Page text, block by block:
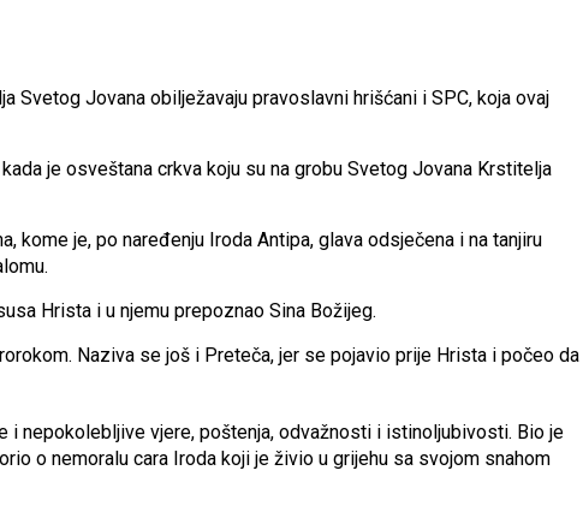
Svetog Jovana obilježavaju pravoslavni hrišćani i SPC, koja ovaj
je osveštana crkva koju su na grobu Svetog Jovana Krstitelja
kome je, po naređenju Iroda Antipa, glava odsječena i na tanjiru
Hrista i u njemu prepoznao Sina Božijeg.
Naziva se još i Preteča, jer se pojavio prije Hrista i počeo da
i nepokolebljive vjere, poštenja, odvažnosti i istinoljubivosti. Bio je
o nemoralu cara Iroda koji je živio u grijehu sa svojom snahom